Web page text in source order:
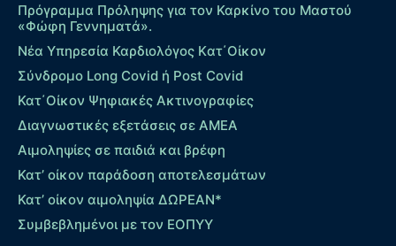
Πρόγραμμα Πρόληψης για τον Καρκίνο του Μαστού
«Φώφη Γεννηματά».
Νέα Υπηρεσία Καρδιολόγος Kατ΄Οίκον
Σύνδρομο Long Covid ή Post Covid
Κατ΄Οίκον Ψηφιακές Ακτινογραφίες
Διαγνωστικές εξετάσεις σε ΑΜΕΑ
Αιμοληψίες σε παιδιά και βρέφη
Κατ’ οίκον παράδοση αποτελεσμάτων
Κατ’ οίκον αιμοληψία ΔΩΡΕΑΝ*
Συμβεβλημένοι με τον ΕΟΠΥΥ